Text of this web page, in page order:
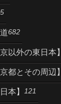
5
682
以外の東日本】
都とその周辺】
本】 121